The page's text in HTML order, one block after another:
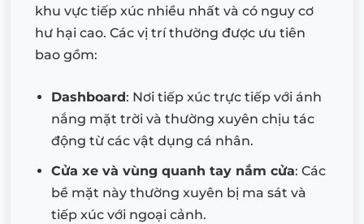
khu vực tiếp xúc nhiều nhất và có nguy cơ
hư hại cao. Các vị trí thường được ưu tiên
bao gồm:
Dashboard: Nơi tiếp xúc trực tiếp với ánh
nắng mặt trời và thường xuyên chịu tác
động từ các vật dụng cá nhân.
Cửa xe và vùng quanh tay nắm cửa: Các
bề mặt này thường xuyên bị ma sát và
tiếp xúc với ngoại cảnh.